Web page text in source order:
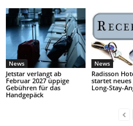
News
Jetstar verlangt ab
Februar 2027 üppige
Gebühren für das
Handgepäck
News
Radisson
startet neues
Long-Stay-